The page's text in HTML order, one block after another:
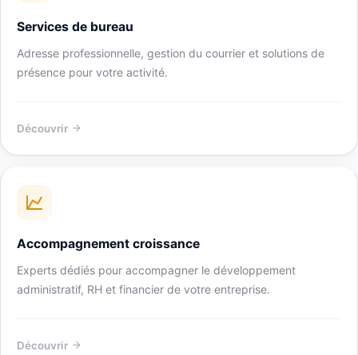
Services de bureau
Adresse professionnelle, gestion du courrier et solutions de
présence pour votre activité.
Découvrir
Accompagnement croissance
Experts dédiés pour accompagner le développement
administratif, RH et financier de votre entreprise.
Découvrir